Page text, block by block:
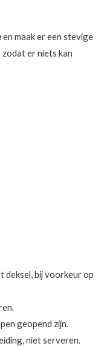
en maak er een stevige
er niets kan
deksel, bij voorkeur op
geopend zijn.
niet serveren.